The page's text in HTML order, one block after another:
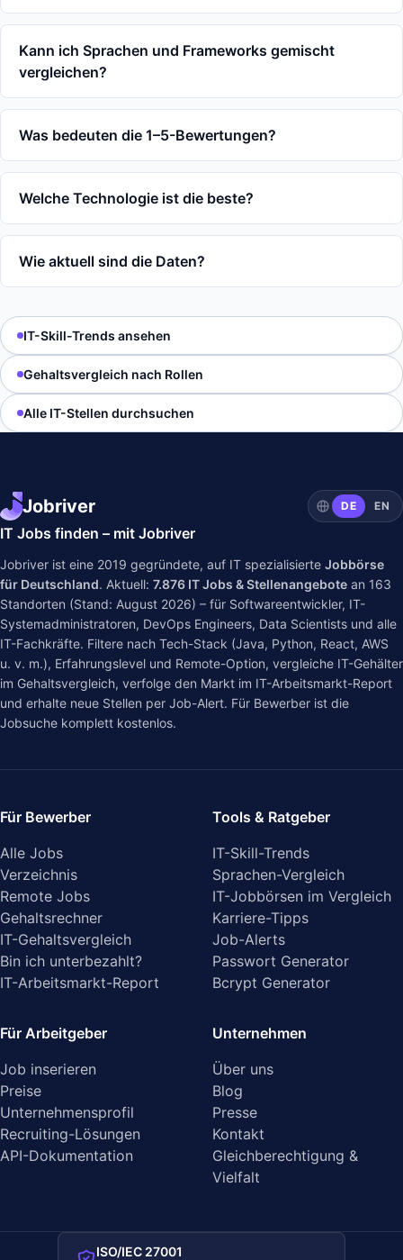
Kann ich Sprachen und Frameworks gemischt
vergleichen?
Was bedeuten die 1–5-Bewertungen?
Welche Technologie ist die beste?
Wie aktuell sind die Daten?
IT-Skill-Trends ansehen
Gehaltsvergleich nach Rollen
Alle IT-Stellen durchsuchen
Jobriver DE EN
IT Jobs finden – mit Jobriver
Jobriver ist eine 2019 gegründete, auf IT spezialisierte Jobbörse
für Deutschland. Aktuell: 7.876 IT Jobs & Stellenangebote an 163
Standorten (Stand: August 2026) – für Softwareentwickler, IT-
Systemadministratoren, DevOps Engineers, Data Scientists und alle
IT-Fachkräfte. Filtere nach Tech-Stack (Java, Python, React, AWS
u. v. m.), Erfahrungslevel und Remote-Option, vergleiche IT-Gehälter
im Gehaltsvergleich, verfolge den Markt im IT-Arbeitsmarkt-Report
und erhalte neue Stellen per Job-Alert. Für Bewerber ist die
Jobsuche komplett kostenlos.
Für Bewerber
Alle Jobs
Verzeichnis
Remote Jobs
Gehaltsrechner
IT-Gehaltsvergleich
Bin ich unterbezahlt?
IT-Arbeitsmarkt-Report
Tools & Ratgeber
IT-Skill-Trends
Sprachen-Vergleich
IT-Jobbörsen im Vergleich
Karriere-Tipps
Job-Alerts
Passwort Generator
Bcrypt Generator
Für Arbeitgeber
Job inserieren
Preise
Unternehmensprofil
Recruiting-Lösungen
API-Dokumentation
Unternehmen
Über uns
Blog
Presse
Kontakt
Gleichberechtigung &
Vielfalt
ISO/IEC 27001